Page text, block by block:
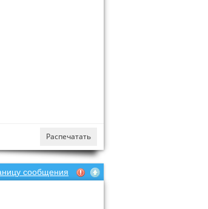
Распечатать
сообщения